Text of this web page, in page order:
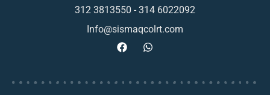
312 3813550 - 314 6022092
Info@sismaqcolrt.com